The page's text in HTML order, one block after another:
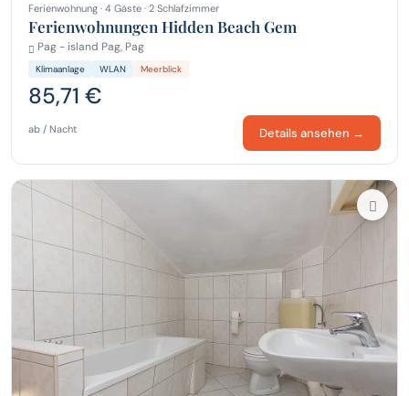
Ferienwohnung · 4 Gäste · 2 Schlafzimmer
Ferienwohnungen Hidden Beach Gem
Pag - island Pag, Pag
Klimaanlage WLAN Meerblick
85,71 €
ab / Nacht Details ansehen →